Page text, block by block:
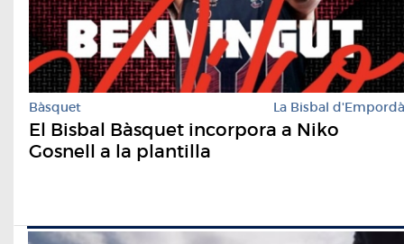
Bàsquet La Bisbal d'Empordà
El Bisbal Bàsquet incorpora a Niko
Gosnell a la plantilla